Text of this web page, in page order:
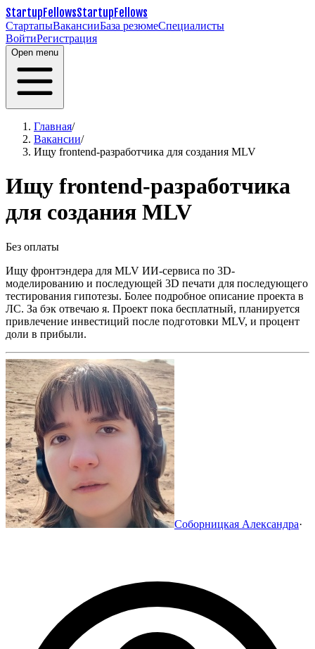
StartupFellowsStartupFellows
СтартапыВакансииБаза резюмеСпециалисты
ВойтиРегистрация
Open menu
Главная/
Вакансии/
Ищу frontend-разработчика для создания MLV
Ищу frontend-разработчика
для создания MLV
Без оплаты
Ищу фронтэндера для MLV ИИ-сервиса по 3D-
моделированию и последующей 3D печати для последующего
тестирования гипотезы. Более подробное описание проекта в
ЛС. За бэк отвечаю я. Проект пока бесплатный, планируется
привлечение инвестиций после подготовки MLV, и процент
доли в прибыли.
Соборницкая Александра·